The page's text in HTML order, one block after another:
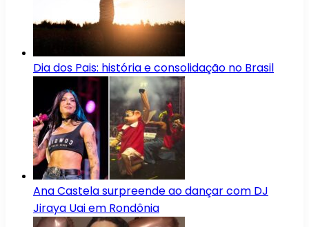
Dia dos Pais: história e consolidação no Brasil
Ana Castela surpreende ao dançar com DJ
Jiraya Uai em Rondônia